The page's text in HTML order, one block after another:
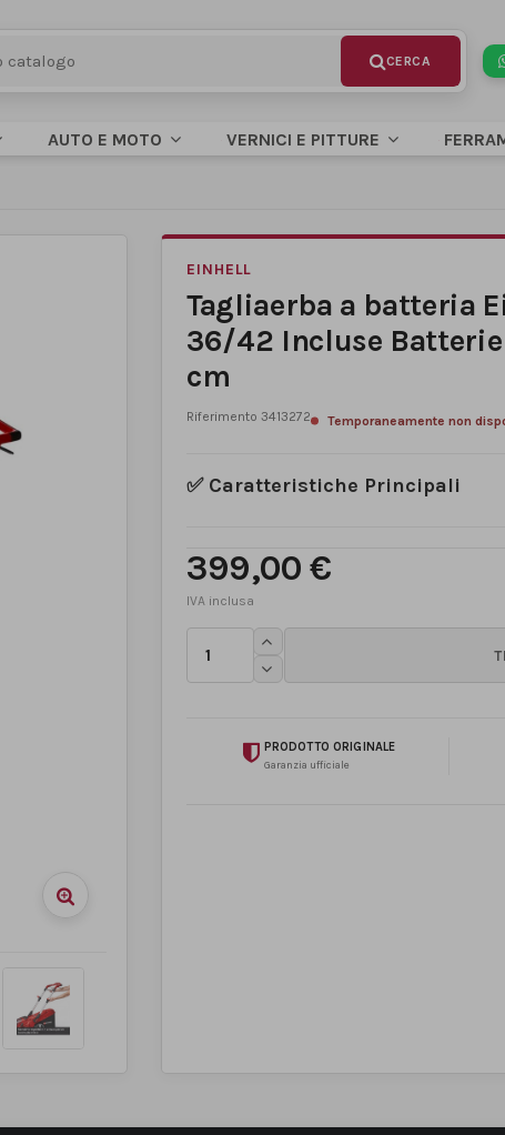
AUTO E MOTO VERNICI E PITTURE
EINHELL
Tagliaerba a batteria
36/42 Incluse Batterie
cm
Riferimento 3413272 Temporaneamente non
✅ Caratteristiche Principali
399,00 €
PRODOTTO ORIGINALE
Garanzia ufficiale